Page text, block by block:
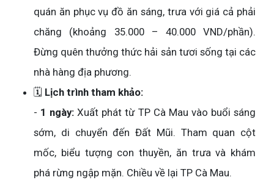
quán ăn phục vụ đồ ăn sáng, trưa với giá cả phải
chăng (khoảng 35.000 – 40.000 VND/phần).
Đừng quên thưởng thức hải sản tươi sống tại các
nhà hàng địa phương.
🗓️ Lịch trình tham khảo:
- 1 ngày: Xuất phát từ TP Cà Mau vào buổi sáng
sớm, di chuyển đến Đất Mũi. Tham quan cột
mốc, biểu tượng con thuyền, ăn trưa và khám
phá rừng ngập mặn. Chiều về lại TP Cà Mau.